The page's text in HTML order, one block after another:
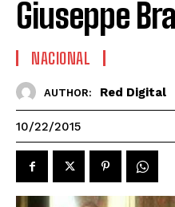
Giuseppe
NACIONAL
AUTHOR: Red Digital
10/22/2015